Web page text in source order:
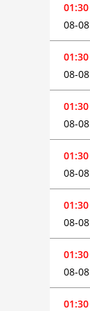
01:30
08-08
01:30
08-08
01:30
08-08
01:30
08-08
01:30
08-08
01:30
08-08
01:30